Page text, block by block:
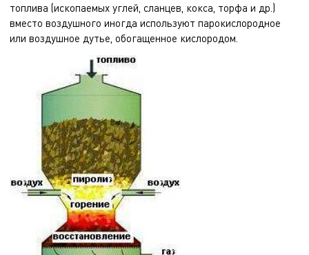
топлива (ископаемых углей, сланцев, кокса, торфа и др.)
вместо воздушного иногда используют парокислородное
или воздушное дутье, обогащенное кислородом.